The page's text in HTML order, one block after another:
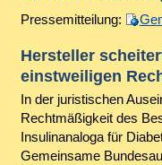
Pressemitteilung:
Hersteller
einstweiligen
In der juristischen
Rechtmäßigkeit des
Insulinanaloga für
Gemeinsame